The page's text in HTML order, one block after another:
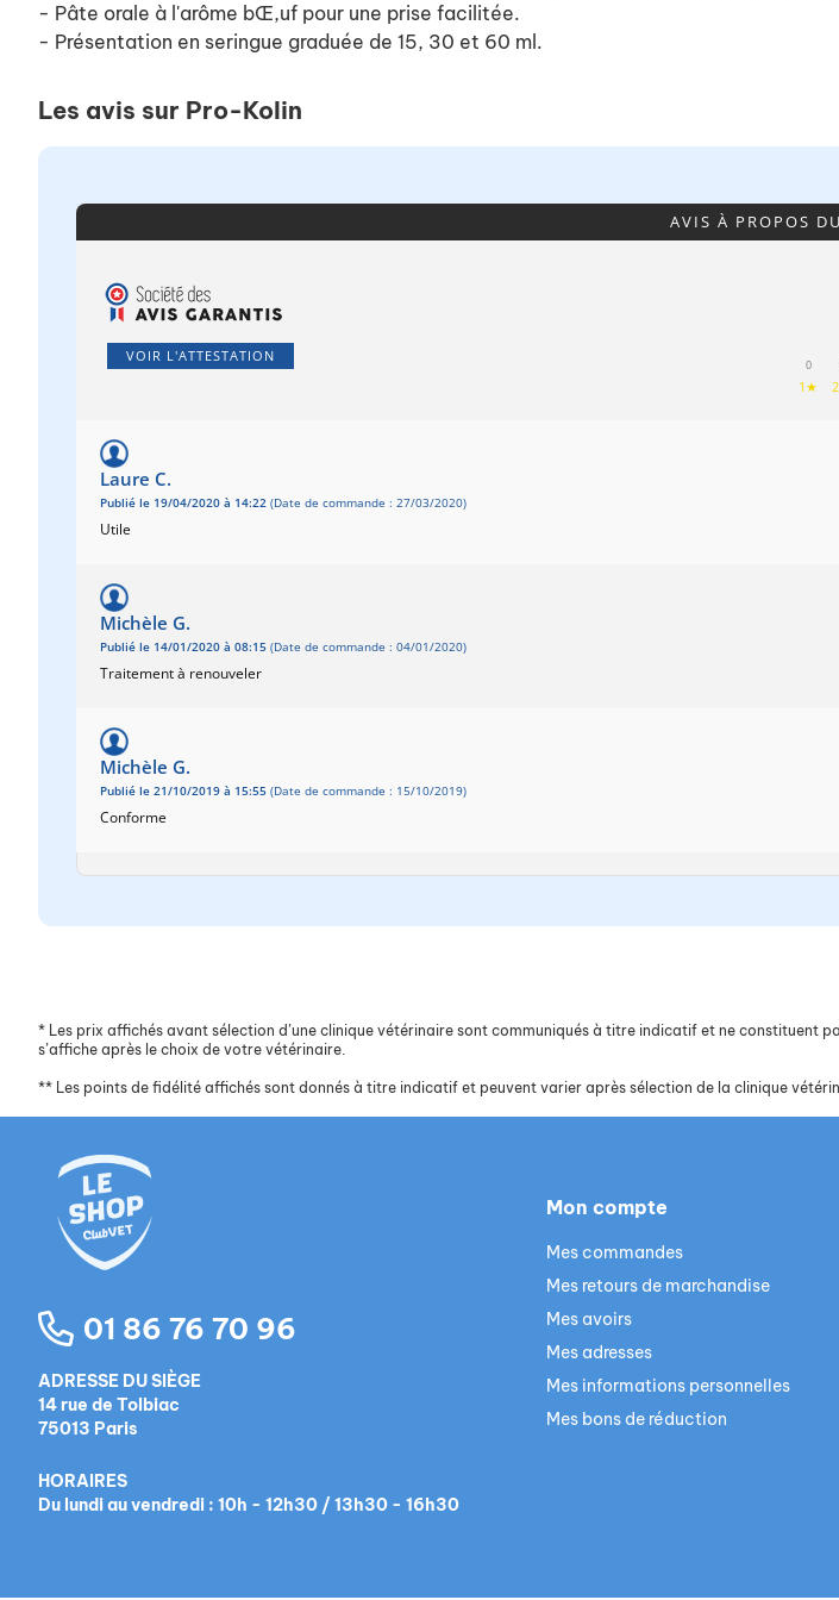
- Pâte orale à l'arôme bŒ,uf pour une prise facilitée.
- Présentation en seringue graduée de 15, 30 et 60 ml.
Les avis sur Pro-Kolin
AVIS À PROPOS
VOIR L'ATTESTATION
0
1★
Laure C.
Publié le 19/04/2020 à 14:22 (Date de commande : 27/03/2020)
Utile
Michèle G.
Publié le 14/01/2020 à 08:15 (Date de commande : 04/01/2020)
Traitement à renouveler
Michèle G.
Publié le 21/10/2019 à 15:55 (Date de commande : 15/10/2019)
Conforme
* Les prix affichés avant sélection d’une clinique vétérinaire sont communiqués à titre indicatif et ne
s’affiche après le choix de votre vétérinaire.
** Les points de fidélité affichés sont donnés à titre indicatif et peuvent varier après sélection de la clinique
01 86 76 70 96
ADRESSE DU SIÈGE
14 rue de Tolbiac
75013 Paris
HORAIRES
Du lundi au vendredi : 10h - 12h30 / 13h30 - 16h30
Mon compte
Mes commandes
Mes retours de marchandise
Mes avoirs
Mes adresses
Mes informations personnelles
Mes bons de réduction